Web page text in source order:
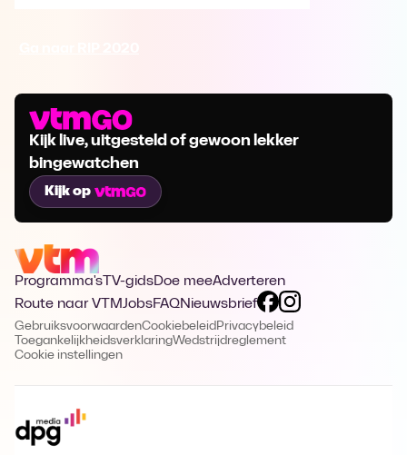
Kijk live, uitgesteld of gewoon lekker
bingewatchen
Kijk op
Programma's TV-gidsDoe meeAdverteren
Route naar VTMJobsFAQNieuwsbrief
GebruiksvoorwaardenCookiebeleid Privacybeleid
ToegankelijkheidsverklaringWedstrijdreglement
Cookie instellingen